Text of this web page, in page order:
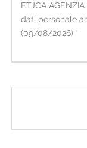
•
o presso
Per i dati
l'interessato,
all'atto della
ETJCA
dati personale
(09/08/2026) *